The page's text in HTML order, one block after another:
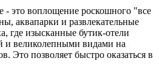
- это воплощение роскошного "все
аквапарки и развлекательные
где изысканные бутик-отели
и великолепными видами на
Это позволяет быстро оказаться в